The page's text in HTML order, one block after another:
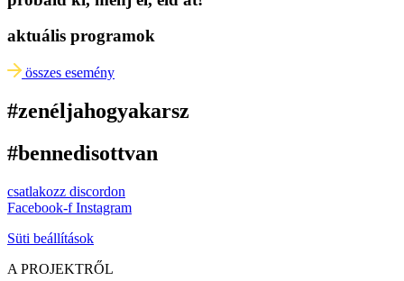
aktuális programok
összes esemény
#zenéljahogyakarsz
#bennedisottvan
csatlakozz discordon
Facebook-f Instagram
Süti beállítások
A PROJEKTRŐL